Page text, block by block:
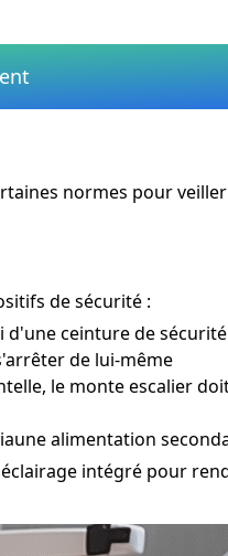
normes pour
de sécurité :
ceinture de
de lui-même
le monte escalier
alimentation
intégré pour